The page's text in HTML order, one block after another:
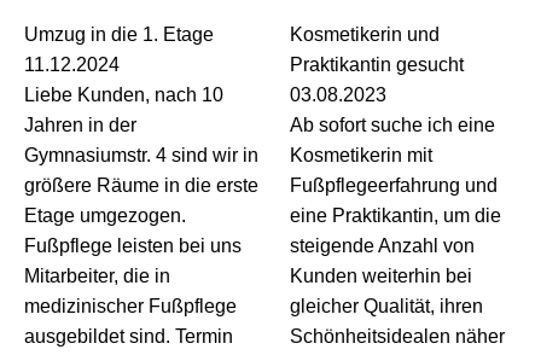
Umzug in die 1. Etage
11.12.2024
Liebe Kunden, nach 10
Jahren in der
Gymnasiumstr. 4 sind wir in
größere Räume in die erste
Etage umgezogen.
Fußpflege leisten bei uns
Mitarbeiter, die in
medizinischer Fußpflege
ausgebildet sind. Termin
Kosmetikerin und
Praktikantin gesucht
03.08.2023
Ab sofort suche ich eine
Kosmetikerin mit
Fußpflegeerfahrung und
eine Praktikantin, um die
steigende Anzahl von
Kunden weiterhin bei
gleicher Qualität, ihren
Schönheitsidealen näher